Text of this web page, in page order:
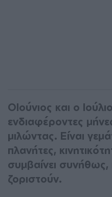
ΟΙούνιος και ο
ενδιαφέροντες
μιλώντας. Είναι
πλανήτες,
συμβαίνει συνήθως,
ζοριστούν.